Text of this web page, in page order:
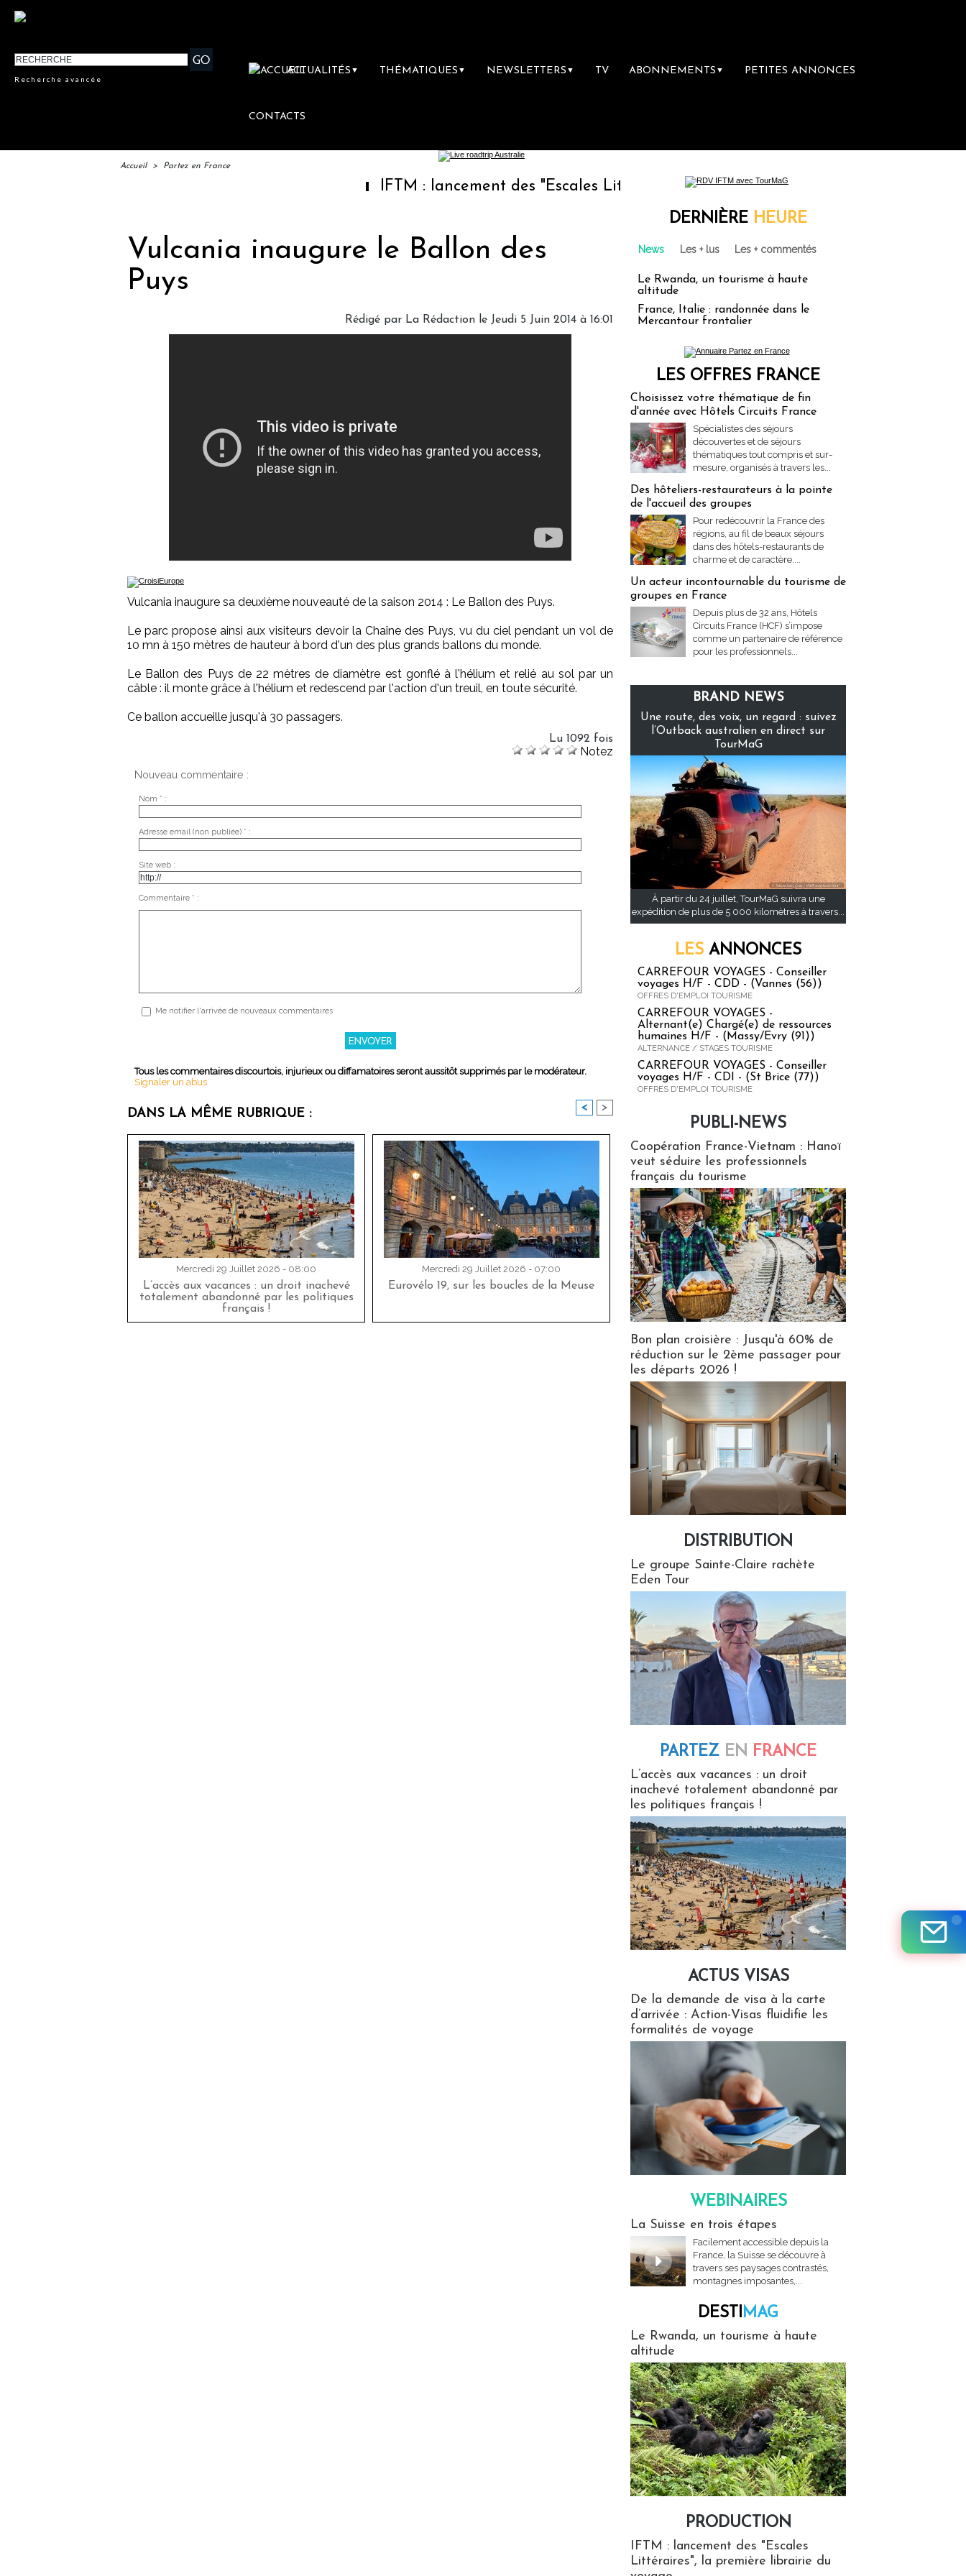
Recherche avancée
ACTUALITÉS ▼ THÉMATIQUES ▼ NEWSLETTERS ▼ TV ABONNEMENTS ▼ PETITES ANNONCES
CONTACTS
Accueil > Partez en France
IFTM : lancement des "Escales Littéraires", la première librairie du voyage
Vulcania inaugure le Ballon des
Puys
Rédigé par La Rédaction le Jeudi 5 Juin 2014 à 16:01
Vulcania inaugure sa deuxième nouveauté de la saison 2014 : Le Ballon des Puys.
Le parc propose ainsi aux visiteurs devoir la Chaîne des Puys, vu du ciel pendant un vol de
10 mn à 150 mètres de hauteur à bord d'un des plus grands ballons du monde.
Le Ballon des Puys de 22 mètres de diamètre est gonflé à l'hélium et relié au sol par un
câble : il monte grâce à l'hélium et redescend par l'action d'un treuil, en toute sécurité.
Ce ballon accueille jusqu'à 30 passagers.
Lu 1092 fois
Notez
Nouveau commentaire :
Nom * :
Adresse email (non publiée) * :
Site web :
Commentaire * :
Me notifier l'arrivée de nouveaux commentaires
Tous les commentaires discourtois, injurieux ou diffamatoires seront aussitôt supprimés par le modérateur.
Signaler un abus
DANS LA MÊME RUBRIQUE : < >
Mercredi 29 Juillet 2026 - 08:00
L’accès aux vacances : un droit inachevé
totalement abandonné par les politiques
français !
Mercredi 29 Juillet 2026 - 07:00
Eurovélo 19, sur les boucles de la Meuse
DERNIÈRE HEURE
News Les + lus Les + commentés
Le Rwanda, un tourisme à haute
altitude
France, Italie : randonnée dans le
Mercantour frontalier
LES OFFRES FRANCE
Choisissez votre thématique de fin
d'année avec Hôtels Circuits France
Spécialistes des séjours
découvertes et de séjours
thématiques tout compris et sur-
mesure, organisés à travers les...
Des hôteliers-restaurateurs à la pointe
de l'accueil des groupes
Pour redécouvrir la France des
régions, au fil de beaux séjours
dans des hôtels-restaurants de
charme et de caractère....
Un acteur incontournable du tourisme de
groupes en France
Depuis plus de 32 ans, Hôtels
Circuits France (HCF) s’impose
comme un partenaire de référence
pour les professionnels...
BRAND NEWS
Une route, des voix, un regard : suivez
l’Outback australien en direct sur
TourMaG
À partir du 24 juillet, TourMaG suivra une
expédition de plus de 5 000 kilomètres à travers...
LES ANNONCES
CARREFOUR VOYAGES - Conseiller
voyages H/F - CDD - (Vannes (56))
OFFRES D'EMPLOI TOURISME
CARREFOUR VOYAGES -
Alternant(e) Chargé(e) de ressources
humaines H/F - (Massy/Evry (91))
ALTERNANCE / STAGES TOURISME
CARREFOUR VOYAGES - Conseiller
voyages H/F - CDI - (St Brice (77))
OFFRES D'EMPLOI TOURISME
PUBLI-NEWS
Coopération France-Vietnam : Hanoï
veut séduire les professionnels
français du tourisme
Bon plan croisière : Jusqu'à 60% de
réduction sur le 2ème passager pour
les départs 2026 !
DISTRIBUTION
Le groupe Sainte-Claire rachète
Eden Tour
PARTEZ EN FRANCE
L’accès aux vacances : un droit
inachevé totalement abandonné par
les politiques français !
ACTUS VISAS
De la demande de visa à la carte
d’arrivée : Action-Visas fluidifie les
formalités de voyage
WEBINAIRES
La Suisse en trois étapes
Facilement accessible depuis la
France, la Suisse se découvre à
travers ses paysages contrastés,
montagnes imposantes,...
DESTIMAG
Le Rwanda, un tourisme à haute
altitude
PRODUCTION
IFTM : lancement des "Escales
Littéraires", la première librairie du